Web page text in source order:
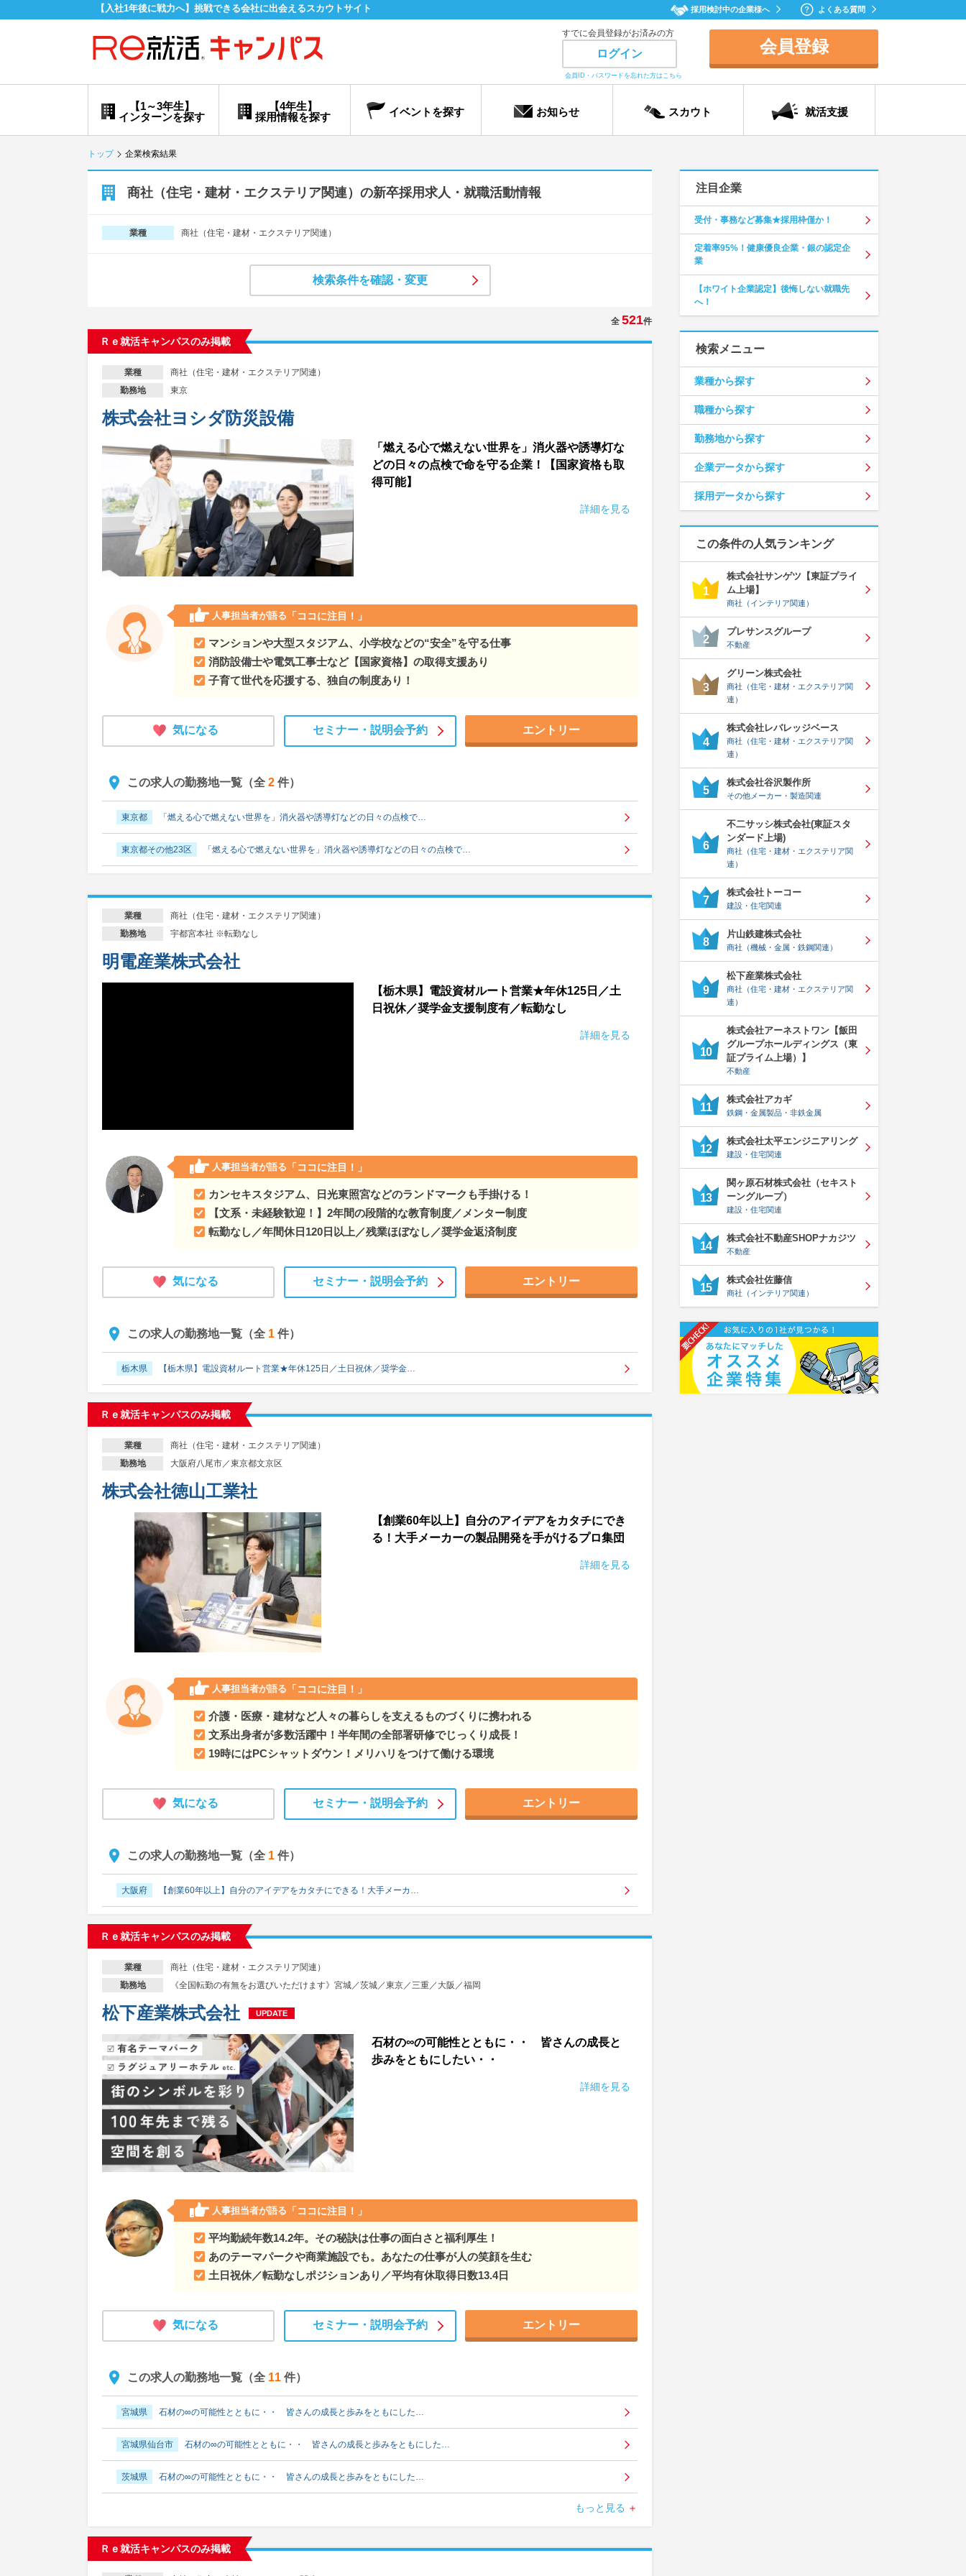
【入社1年後に戦力へ】挑戦できる会社に出会えるスカウトサイト 採用検討中の企業様へ よくある質問
すでに会員登録がお済みの方
ログイン
会員ID・パスワードを忘れた方はこちら
会員登録
【4年生】
採用情報を探す
【1～3年生】
インターンを探す
イベントを探す お知らせ スカウト 就活支援
トップ 企業検索結果
商社（住宅・建材・エクステリア関連）の新卒採用求人・就職活動情報
業種 商社（住宅・建材・エクステリア関連）
検索条件を確認・変更
全 521件
Ｒｅ就活キャンパスのみ掲載
業種 商社（住宅・建材・エクステリア関連）
勤務地 東京
株式会社ヨシダ防災設備
「燃える心で燃えない世界を」消火器や誘導灯な
どの日々の点検で命を守る企業！【国家資格も取
得可能】
詳細を見る
人事担当者が語る 「ココに注目！」
マンションや大型スタジアム、小学校などの“安全”を守る仕事
消防設備士や電気工事士など【国家資格】の取得支援あり
子育て世代を応援する、独自の制度あり！
気になる セミナー・ 説明会予約 エントリー
この求人の勤務地一覧（全 2 件）
東京都 「燃える心で燃えない世界を」消火器や誘導灯などの日々の点検で…
東京都その他23区 「燃える心で燃えない世界を」消火器や誘導灯などの日々の点検で…
業種 商社（住宅・建材・エクステリア関連）
勤務地 宇都宮本社 ※転勤なし
明電産業株式会社
【栃木県】電設資材ルート営業★年休125日／土
日祝休／奨学金支援制度有／転勤なし
詳細を見る
人事担当者が語る 「ココに注目！」
カンセキスタジアム、日光東照宮などのランドマークも手掛ける！
【文系・未経験歓迎！】2年間の段階的な教育制度／メンター制度
転勤なし／年間休日120日以上／残業ほぼなし／奨学金返済制度
気になる セミナー・ 説明会予約 エントリー
この求人の勤務地一覧（全 1 件）
栃木県 【栃木県】電設資材ルート営業★年休125日／土日祝休／奨学金…
Ｒｅ就活キャンパスのみ掲載
業種 商社（住宅・建材・エクステリア関連）
勤務地 大阪府八尾市／東京都文京区
株式会社徳山工業社
【創業60年以上】自分のアイデアをカタチにでき
る！大手メーカーの製品開発を手がけるプロ集団
詳細を見る
人事担当者が語る 「ココに注目！」
介護・医療・建材など人々の暮らしを支えるものづくりに携われる
文系出身者が多数活躍中！半年間の全部署研修でじっくり成長！
19時にはPCシャットダウン！メリハリをつけて働ける環境
気になる セミナー・ 説明会予約 エントリー
この求人の勤務地一覧（全 1 件）
大阪府 【創業60年以上】自分のアイデアをカタチにできる！大手メーカ…
Ｒｅ就活キャンパスのみ掲載
業種 商社（住宅・建材・エクステリア関連）
勤務地 《全国転勤の有無をお選びいただけます》宮城／茨城／東京／三重／大阪／福岡
松下産業株式会社 UPDATE
石材の∞の可能性とともに・・ 皆さんの成長と
歩みをともにしたい・・
詳細を見る
人事担当者が語る 「ココに注目！」
平均勤続年数14.2年。その秘訣は仕事の面白さと福利厚生！
あのテーマパークや商業施設でも。あなたの仕事が人の笑顔を生む
土日祝休／転勤なしポジションあり／平均有休取得日数13.4日
気になる セミナー・ 説明会予約 エントリー
この求人の勤務地一覧（全 11 件）
宮城県 石材の∞の可能性とともに・・ 皆さんの成長と歩みをともにした…
宮城県仙台市 石材の∞の可能性とともに・・ 皆さんの成長と歩みをともにした…
茨城県 石材の∞の可能性とともに・・ 皆さんの成長と歩みをともにした…
東京都新宿区 石材の∞の可能性とともに・・ 皆さんの成長と歩みをともにした…
東京都その他23区 石材の∞の可能性とともに・・ 皆さんの成長と歩みをともにした…
もっと見る
Ｒｅ就活キャンパスのみ掲載
注目企業
受付・事務など募集★採用枠僅か！
定着率95%！健康優良企業・銀の認定企
業
【ホワイト企業認定】後悔しない就職先
へ！
検索メニュー
業種から探す
職種から探す
勤務地から探す
企業データから探す
採用データから探す
この条件の人気ランキング
1
株式会社サンゲツ【東証プライ
ム上場】
商社（インテリア関連）
2
プレサンスグループ
不動産
3
グリーン株式会社
商社（住宅・建材・エクステリア関
連）
4
株式会社レバレッジベース
商社（住宅・建材・エクステリア関
連）
5
株式会社谷沢製作所
その他メーカー・製造関連
6
不二サッシ株式会社(東証スタ
ンダード上場)
商社（住宅・建材・エクステリア関
連）
7
株式会社トーコー
建設・住宅関連
8
片山鉄建株式会社
商社（機械・金属・鉄鋼関連）
9
松下産業株式会社
商社（住宅・建材・エクステリア関
連）
10
株式会社アーネストワン【飯田
グループホールディングス（東
証プライム上場）】
不動産
11
株式会社アカギ
鉄鋼・金属製品・非鉄金属
12
株式会社太平エンジニアリング
建設・住宅関連
13
関ヶ原石材株式会社（セキスト
ーングループ）
建設・住宅関連
14
株式会社不動産SHOPナカジツ
不動産
15
株式会社佐藤信
商社（インテリア関連）